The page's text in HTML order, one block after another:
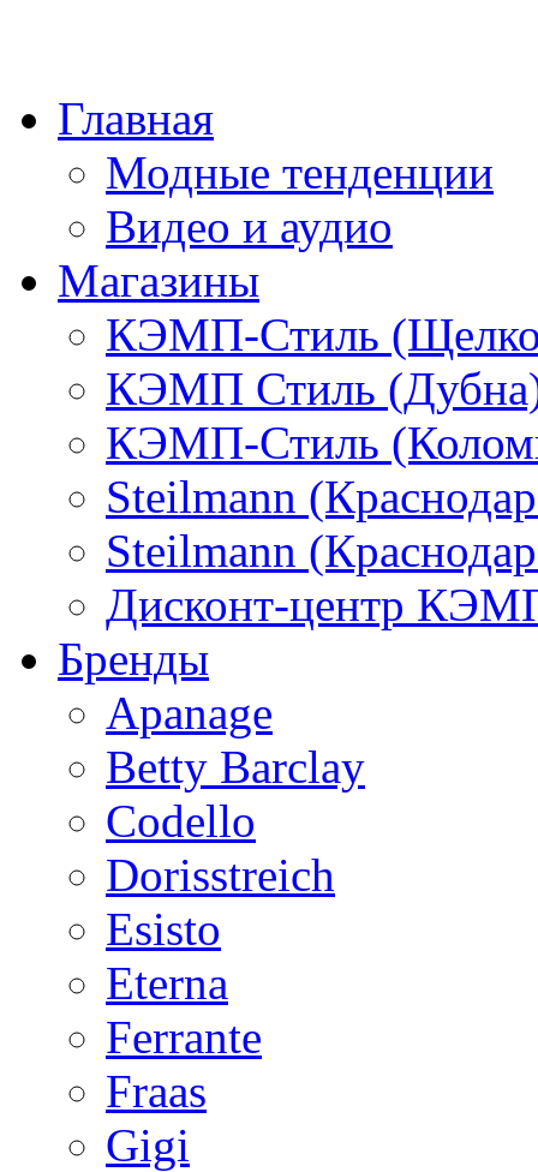
Главная
Модные тенденции
Видео и аудио
Магазины
КЭМП-Стиль
КЭМП Стиль
КЭМП-Стиль
Steilmann
Steilmann
Дисконт-центр
Бренды
Apanage
Betty Barclay
Codello
Dorisstreich
Esisto
Eterna
Ferrante
Fraas
Gigi